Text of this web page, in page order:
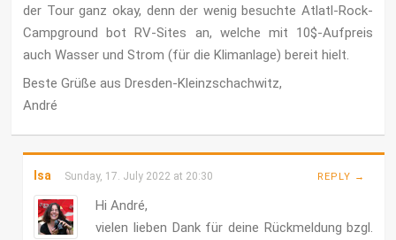
der Tour ganz okay, denn der wenig besuchte Atlatl-Rock-
Campground bot RV-Sites an, welche mit 10$-Aufpreis
auch Wasser und Strom (für die Klimanlage) bereit hielt.
Beste Grüße aus Dresden-Kleinzschachwitz,
André
Isa Sunday, 17. July 2022 at 20:30 REPLY →
Hi André,
vielen lieben Dank für deine Rückmeldung bzgl.